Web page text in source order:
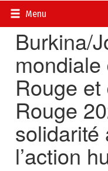
Menu
Accueil>
Burkina/
Rouge
Rouge
l’action